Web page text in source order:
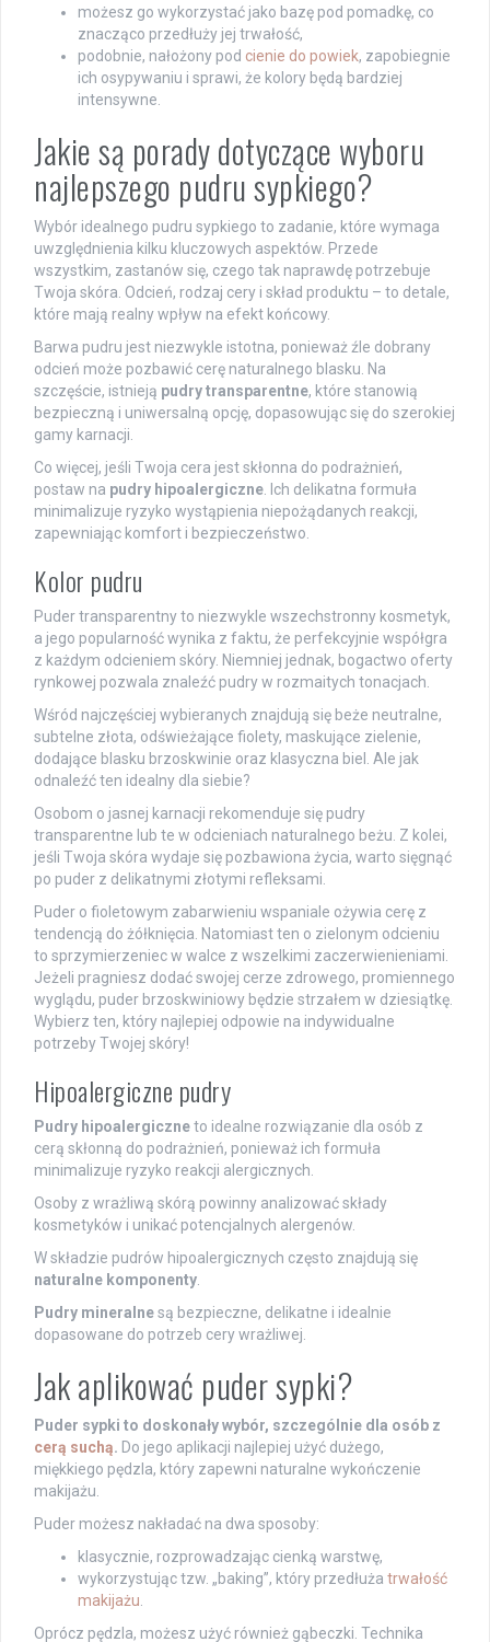
możesz go wykorzystać jako bazę pod pomadkę, co
znacząco przedłuży jej trwałość,
podobnie, nałożony pod cienie do powiek, zapobiegnie
ich osypywaniu i sprawi, że kolory będą bardziej
intensywne.
Jakie są porady dotyczące wyboru
najlepszego pudru sypkiego?
Wybór idealnego pudru sypkiego to zadanie, które wymaga
uwzględnienia kilku kluczowych aspektów. Przede
wszystkim, zastanów się, czego tak naprawdę potrzebuje
Twoja skóra. Odcień, rodzaj cery i skład produktu – to detale,
które mają realny wpływ na efekt końcowy.
Barwa pudru jest niezwykle istotna, ponieważ źle dobrany
odcień może pozbawić cerę naturalnego blasku. Na
szczęście, istnieją pudry transparentne, które stanowią
bezpieczną i uniwersalną opcję, dopasowując się do szerokiej
gamy karnacji.
Co więcej, jeśli Twoja cera jest skłonna do podrażnień,
postaw na pudry hipoalergiczne . Ich delikatna formuła
minimalizuje ryzyko wystąpienia niepożądanych reakcji,
zapewniając komfort i bezpieczeństwo.
Kolor pudru
Puder transparentny to niezwykle wszechstronny kosmetyk,
a jego popularność wynika z faktu, że perfekcyjnie współgra
z każdym odcieniem skóry. Niemniej jednak, bogactwo oferty
rynkowej pozwala znaleźć pudry w rozmaitych tonacjach.
Wśród najczęściej wybieranych znajdują się beże neutralne,
subtelne złota, odświeżające fiolety, maskujące zielenie,
dodające blasku brzoskwinie oraz klasyczna biel. Ale jak
odnaleźć ten idealny dla siebie?
Osobom o jasnej karnacji rekomenduje się pudry
transparentne lub te w odcieniach naturalnego beżu. Z kolei,
jeśli Twoja skóra wydaje się pozbawiona życia, warto sięgnąć
po puder z delikatnymi złotymi refleksami.
Puder o fioletowym zabarwieniu wspaniale ożywia cerę z
tendencją do żółknięcia. Natomiast ten o zielonym odcieniu
to sprzymierzeniec w walce z wszelkimi zaczerwienieniami.
Jeżeli pragniesz dodać swojej cerze zdrowego, promiennego
wyglądu, puder brzoskwiniowy będzie strzałem w dziesiątkę.
Wybierz ten, który najlepiej odpowie na indywidualne
potrzeby Twojej skóry!
Hipoalergiczne pudry
Pudry hipoalergiczneto idealne rozwiązanie dla osób z
cerą skłonną do podrażnień, ponieważ ich formuła
minimalizuje ryzyko reakcji alergicznych.
Osoby z wrażliwą skórą powinny analizować składy
kosmetyków i unikać potencjalnych alergenów.
W składzie pudrów hipoalergicznych często znajdują się
naturalne komponenty
Pudry mineralnesą bezpieczne, delikatne i idealnie
dopasowane do potrzeb cery wrażliwej.
Jak aplikować puder sypki?
Puder sypki to doskonały wybór, szczególnie dla osób z
cerą suchą. Do jego aplikacji najlepiej użyć dużego,
miękkiego pędzla, który zapewni naturalne wykończenie
makijażu.
Puder możesz nakładać na dwa sposoby:
klasycznie, rozprowadzając cienką warstwę,
wykorzystując tzw. „baking”, który przedłuża trwałość
makijażu
Oprócz pędzla, możesz użyć również gąbeczki. Technika